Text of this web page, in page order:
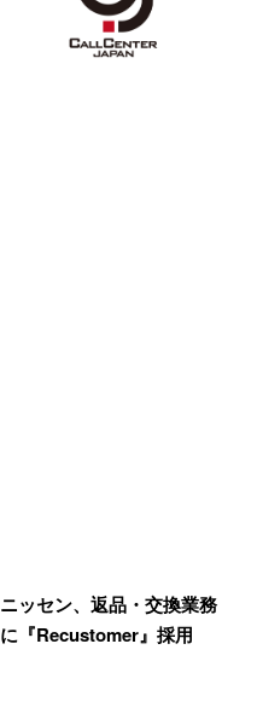
ニッセン、返品・交換業務
に『Recustomer』採用